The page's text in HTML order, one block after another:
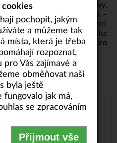
odvíjí od jeho stáří, výbavy,
počtu najetých kilometrů –
nás kontaktujte na tel:
nebo na e-mailu:
cena vozíku platí pro
KOŠÍK
Kč
cookies
pochopit, jakým
a můžeme tak
místa, která je třeba
rozpoznat,
Vás zajímavé a
obměňovat naší
byla ještě
fungovalo jak má,
se zpracováním
Přijmout vše